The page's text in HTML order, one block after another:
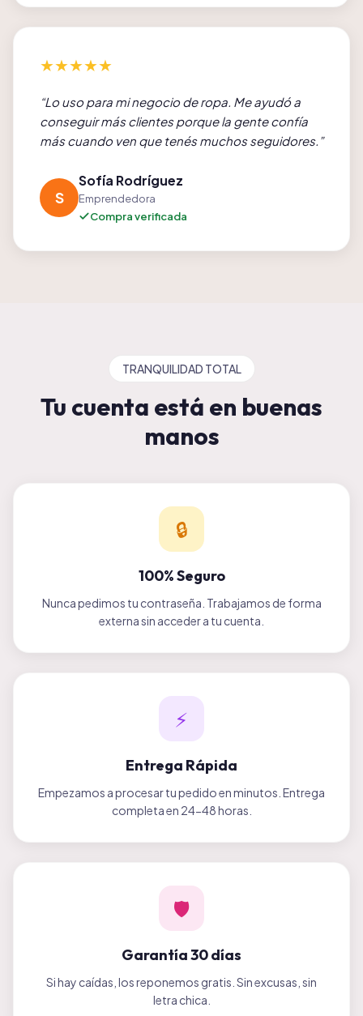
★★★★★
“Lo uso para mi negocio de ropa. Me ayudó a
conseguir más clientes porque la gente confía
más cuando ven que tenés muchos seguidores. ”
S
Sofía Rodríguez
Emprendedora
Compra verificada
TRANQUILIDAD TOTAL
Tu cuenta está en buenas
manos
🔒
100% Seguro
Nunca pedimos tu contraseña. Trabajamos de forma
externa sin acceder a tu cuenta.
⚡
Entrega Rápida
Empezamos a procesar tu pedido en minutos. Entrega
completa en 24-48 horas.
🛡️
Garantía 30 días
Si hay caídas, los reponemos gratis. Sin excusas, sin
letra chica.